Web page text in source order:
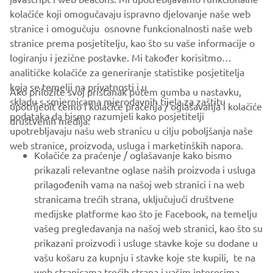
the bikes being dished out on a first come, first served
basis.
CORPORATE
FOR BUSINESS
MORE YAMAHA
SUPPORT
BILTEN
kolačiće koji omogučavaju ispravno djelovanje naše web
stranice i omogučuju osnovne funkcionalnosti naše web
stranice prema posjetitelju, kao što su vaše informacije o
logiranju i jezične postavke. Mi također korisitmo
analitičke kolačiće za generiranje statistike posjetitelja
koja se temelji na privatnosti i u
skladu s smjernicama mjerodavnih tijela za zaštitu
podataka da bismo razumjeli kako posjetitelji
upotrebljavaju našu web stranicu u cilju poboljšanja naše
web stranice, proizvoda, usluga i marketinških napora.
Ako priložite svoj pristanak putem gumba u nastavku,
upotrijebit ćemo i kolačiće praćenja / oglašavanja i kolačiće
društvenih medija:
Kolačiće za praćenje / oglašavanje kako bismo
prikazali relevantne oglase naših proizvoda i usluga
prilagođenih vama na našoj web stranici i na web
stranicama trećih strana, uključujući društvene
medijske platforme kao što je Facebook, na temelju
vašeg pregledavanja na našoj web stranici, kao što su
prikazani proizvodi i usluge stavke koje su dodane u
vašu košaru za kupnju i stavke koje ste kupili, te na